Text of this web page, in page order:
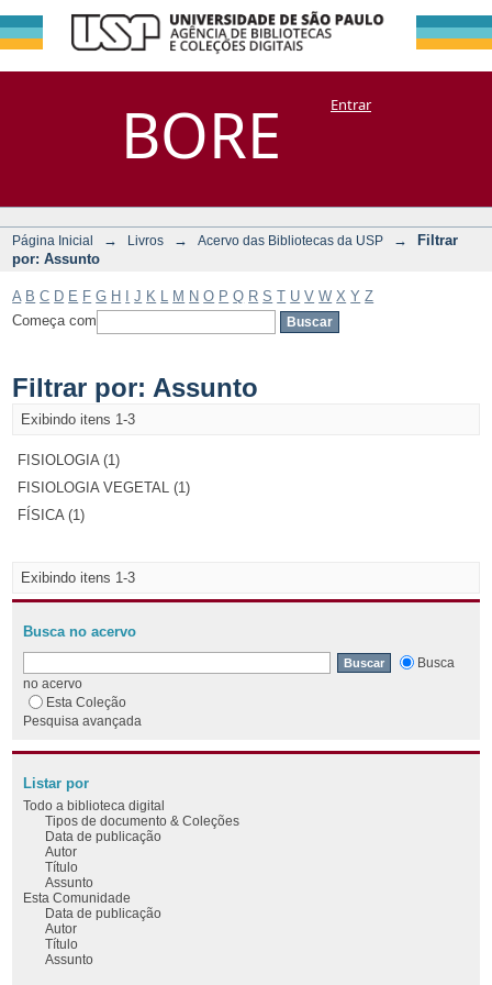
BORE
Filtrar por:
Assunto
DSpace/Manakin + CoriscoEntrar
Página Inicial → Livros → Acervo das Bibliotecas da USP →
Filtrar
por: Assunto
A B C D E F G H J K M N O P Q R S T U V W X Y Z
Começa com
Filtrar por: Assunto
Exibindo itens 1-3
FISIOLOGIA (1)
FISIOLOGIA VEGETAL (1)
FÍSICA (1)
Exibindo itens 1-3
Busca no acervo
Busca
no acervo
Esta Coleção
Pesquisa avançada
Listar por
Todo a biblioteca digital
Tipos de documento & Coleções
Data de publicação
Autor
Título
Assunto
Esta Comunidade
Data de publicação
Autor
Título
Assunto